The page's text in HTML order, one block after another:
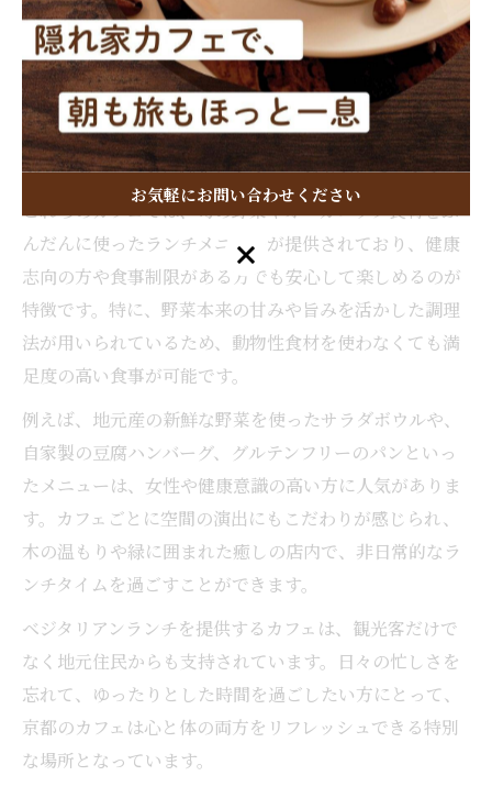
京都のカフェで楽しむベジタリアンランチ体
験
京都府京都市南区与謝郡与謝野町には、ベジタリアンや
ヴィーガンフードに特化したカフェが点在しています。
これらのカフェでは、旬の野菜やオーガニック食材をふ
んだんに使ったランチメニューが提供されており、健康
志向の方や食事制限がある方でも安心して楽しめるのが
特徴です。特に、野菜本来の甘みや旨みを活かした調理
法が用いられているため、動物性食材を使わなくても満
足度の高い食事が可能です。
例えば、地元産の新鮮な野菜を使ったサラダボウルや、
自家製の豆腐ハンバーグ、グルテンフリーのパンといっ
たメニューは、女性や健康意識の高い方に人気がありま
す。カフェごとに空間の演出にもこだわりが感じられ、
木の温もりや緑に囲まれた癒しの店内で、非日常的なラ
ンチタイムを過ごすことができます。
ベジタリアンランチを提供するカフェは、観光客だけで
なく地元住民からも支持されています。日々の忙しさを
忘れて、ゆったりとした時間を過ごしたい方にとって、
京都のカフェは心と体の両方をリフレッシュできる特別
な場所となっています。
お気軽にお問い合わせください
お気軽にお問い合わせください